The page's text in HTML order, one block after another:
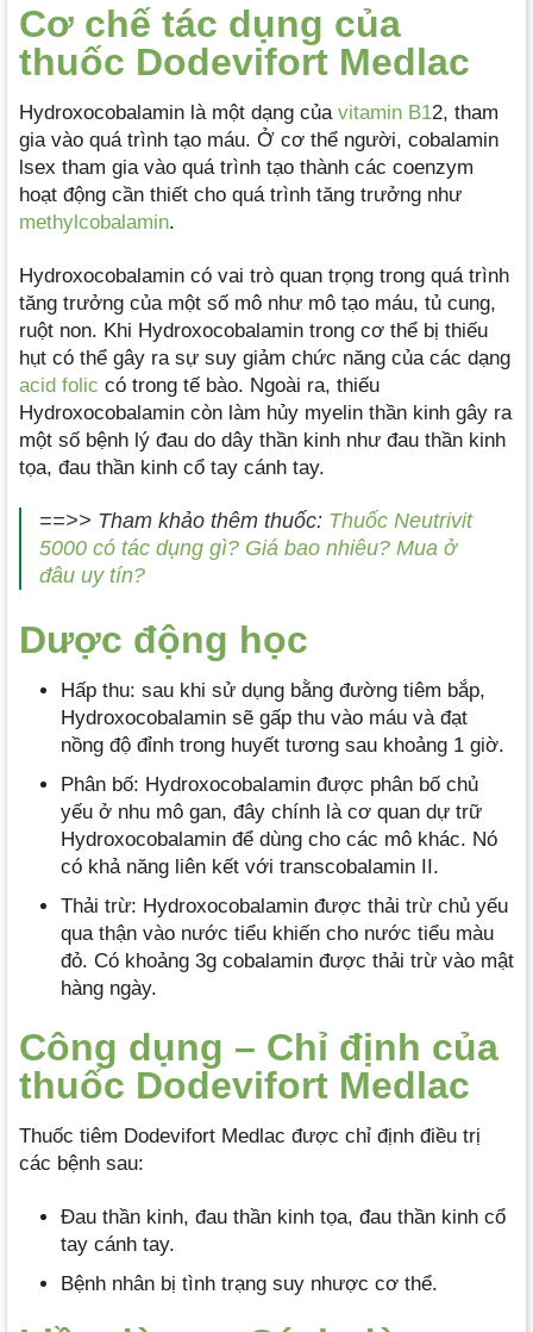
Cơ chế tác dụng của
thuốc Dodevifort Medlac
Hydroxocobalamin là một dạng của vitamin B12, tham
gia vào quá trình tạo máu. Ở cơ thể người, cobalamin
lsex tham gia vào quá trình tạo thành các coenzym
hoạt động cần thiết cho quá trình tăng trưởng như
methylcobalamin.
Hydroxocobalamin có vai trò quan trọng trong quá trình
tăng trưởng của một số mô như mô tạo máu, tủ cung,
ruột non. Khi Hydroxocobalamin trong cơ thể bị thiếu
hụt có thể gây ra sự suy giảm chức năng của các dạng
acid folic có trong tế bào. Ngoài ra, thiếu
Hydroxocobalamin còn làm hủy myelin thần kinh gây ra
một số bệnh lý đau do dây thần kinh như đau thần kinh
tọa, đau thần kinh cổ tay cánh tay.
==>> Tham khảo thêm thuốc: Thuốc Neutrivit
5000 có tác dụng gì? Giá bao nhiêu? Mua ở
đâu uy tín?
Dược động học
Hấp thu: sau khi sử dụng bằng đường tiêm bắp,
Hydroxocobalamin sẽ gấp thu vào máu và đạt
nồng độ đỉnh trong huyết tương sau khoảng 1 giờ.
Phân bố: Hydroxocobalamin được phân bố chủ
yếu ở nhu mô gan, đây chính là cơ quan dự trữ
Hydroxocobalamin để dùng cho các mô khác. Nó
có khả năng liên kết với transcobalamin II.
Thải trừ: Hydroxocobalamin được thải trừ chủ yếu
qua thận vào nước tiểu khiến cho nước tiểu màu
đỏ. Có khoảng 3g cobalamin được thải trừ vào mật
hàng ngày.
Công dụng – Chỉ định của
thuốc Dodevifort Medlac
Thuốc tiêm Dodevifort Medlac được chỉ định điều trị
các bệnh sau:
Đau thần kinh, đau thần kinh tọa, đau thần kinh cổ
tay cánh tay.
Bệnh nhân bị tình trạng suy nhược cơ thể.